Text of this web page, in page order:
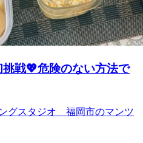
戦💖危険のない方法で